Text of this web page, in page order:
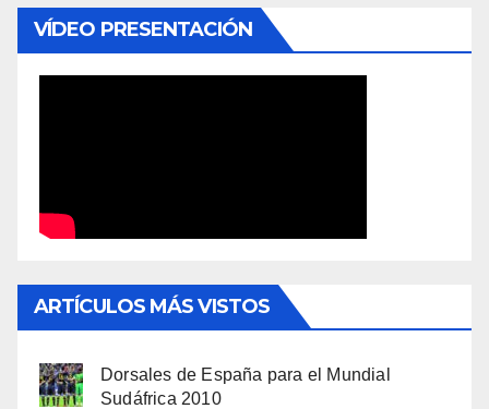
VÍDEO PRESENTACIÓN
ARTÍCULOS MÁS VISTOS
Dorsales de España para el Mundial
Sudáfrica 2010